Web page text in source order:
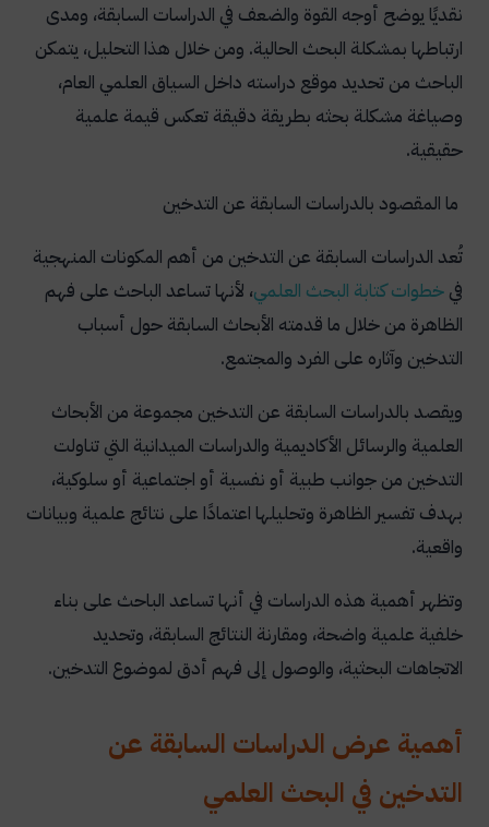
4- اختيار الدراسات المرتبطة بالموضوع
5- التنوع في الدراسات المختارة
9- استخراج الفجوة البحثية
معايير اختيار الدراسات السابقة عن التدخين
تصنيف الدراسات السابقة عن التدخين
الدراسات النفسية والسلوكية
الدراسات الاجتماعية
الدراسات الاقتصادية والتشريعية
دراسات سابقة عن التدخين من الناحية النفسية
دراسات سابقة عن التدخين من الناحية الاجتماعية
أوجه الاتفاق والاختلاف بين الدراسات السابقة عن
الفجوة البحثية في الدراسات السابقة عن التدخين
نقديًا يوضح أوجه القوة والضعف في الدراسات السابقة، ومدى
ارتباطها بمشكلة البحث الحالية. ومن خلال هذا التحليل، يتمكن
الباحث من تحديد موقع دراسته داخل السياق العلمي العام،
وصياغة مشكلة بحثه بطريقة دقيقة تعكس قيمة علمية
حقيقية.
ما المقصود بالدراسات السابقة عن التدخين
تُعد الدراسات السابقة عن التدخين من أهم المكونات المنهجية
في خطوات كتابة البحث العلمي، لأنها تساعد الباحث على فهم
الظاهرة من خلال ما قدمته الأبحاث السابقة حول أسباب
التدخين وآثاره على الفرد والمجتمع.
ويقصد بالدراسات السابقة عن التدخين مجموعة من الأبحاث
العلمية والرسائل الأكاديمية والدراسات الميدانية التي تناولت
التدخين من جوانب طبية أو نفسية أو اجتماعية أو سلوكية،
بهدف تفسير الظاهرة وتحليلها اعتمادًا على نتائج علمية وبيانات
واقعية.
وتظهر أهمية هذه الدراسات في أنها تساعد الباحث على بناء
خلفية علمية واضحة، ومقارنة النتائج السابقة، وتحديد
الاتجاهات البحثية، والوصول إلى فهم أدق لموضوع التدخين.
أهمية عرض الدراسات السابقة عن
التدخين في البحث العلمي